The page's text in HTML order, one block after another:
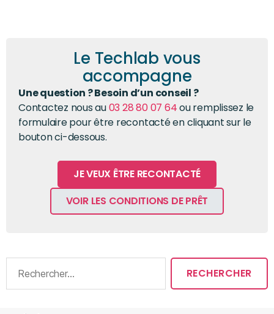
Le Techlab vous
accompagne
Une question ? Besoin d’un conseil ?
Contactez nous au03 28 80 07 64ou remplissez le
formulaire pour être recontacté en cliquant sur le
bouton ci-dessous.
JE VEUX ÊTRE RECONTACTÉ
VOIR LES CONDITIONS DE PRÊT